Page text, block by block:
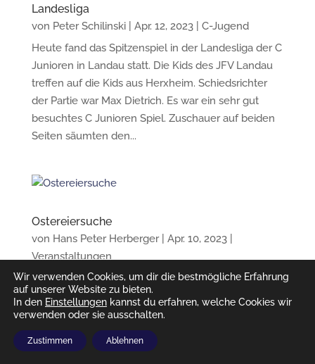
Landesliga
von Peter Schilinski| Apr. 12, 2023| C-Jugend
Heute fand das Spitzenspiel in der Landesliga der C
Junioren in Landau statt. Die Kids des JFV Landau
treffen auf die Kids aus Herxheim. Schiedsrichter
der Partie war Max Dietrich. Es war ein sehr gut
besuchtes C Junioren Spiel. Zuschauer auf beiden
Seiten säumten den...
Ostereiersuche
von Hans Peter Herberger| Apr. 10, 2023|
Veranstaltungen
Rund 30 Kinder und deren Eltern/Großeltern
versammelten sich am Ostersonntag um 11 Uhr am
Sportplatz des SV Landau-West zum
Ostereiersuchen. Da der Osterhase insgesamt 900
Eier zu verstecken hatte, ging es um 11.15 Uhr
Wir verwenden Cookies, um dir die bestmögliche Erfahrung
auf unserer Website zu bieten.
In den Einstellungen kannst du erfahren, welche Cookies wir
verwenden oder sie ausschalten.
Zustimmen Ablehnen